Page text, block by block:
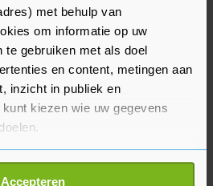
met behulp van
om informatie op uw
te gebruiken met als doel
en content, metingen aan
inzicht in publiek en
kiezen wie uw gegevens
we ook graag:
Accepteren